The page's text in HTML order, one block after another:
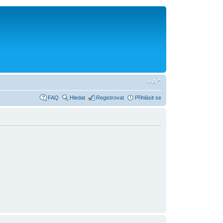
FAQ Hledat Registrovat Přihlásit se